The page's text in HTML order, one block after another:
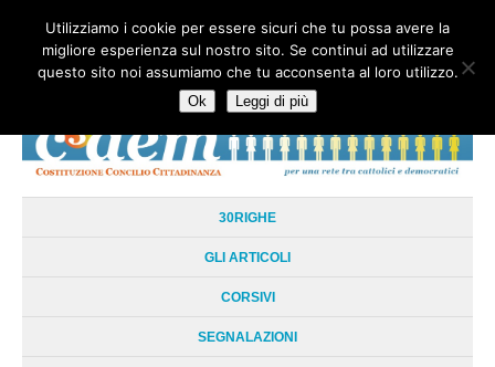
HOME CHI SIAMO LA RETE LE RADICI DOCUMENTAZIONE
AREE TEMATICHE
30RIGHE
GLI ARTICOLI
CORSIVI
SEGNALAZIONI
Utilizziamo i cookie per essere sicuri che tu possa avere la
migliore esperienza sul nostro sito. Se continui ad utilizzare
questo sito noi assumiamo che tu acconsenta al loro utilizzo.
Ok Leggi di più